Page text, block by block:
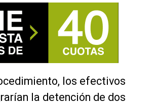
los efectivos
la detención de dos